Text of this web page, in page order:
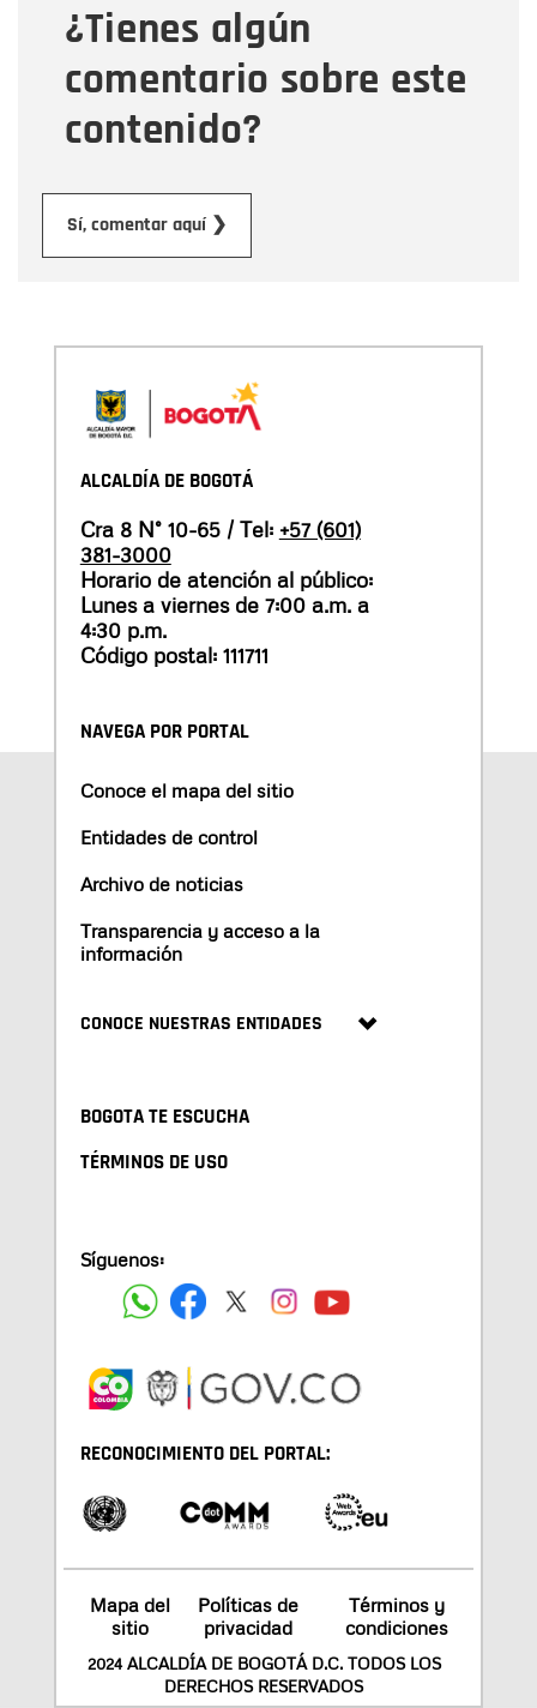
¿Tienes algún
comentario sobre este
contenido?
Sí, comentar aquí ❯
Mensaje
ALCALDÍA DE BOGOTÁ
Cra 8 N° 10-65 / Tel: +57 (601)
381-3000
Horario de atención al público:
Lunes a viernes de 7:00 a.m. a
4:30 p.m.
Código postal: 111711
NAVEGA POR PORTAL
Conoce el mapa del sitio
Entidades de control
Archivo de noticias
Transparencia y acceso a la
información
CONOCE NUESTRAS ENTIDADES
BOGOTA TE ESCUCHA
TÉRMINOS DE USO
Síguenos:
RECONOCIMIENTO DEL PORTAL:
Mapa del
sitio
Políticas de
privacidad
Términos y
condiciones
2024 ALCALDÍA DE BOGOTÁ D.C. TODOS LOS
DERECHOS RESERVADOS